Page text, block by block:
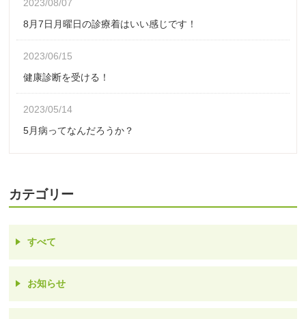
2023/08/07
8月7日月曜日の診療着はいい感じです！
2023/06/15
健康診断を受ける！
2023/05/14
5月病ってなんだろうか？
カテゴリー
すべて
お知らせ